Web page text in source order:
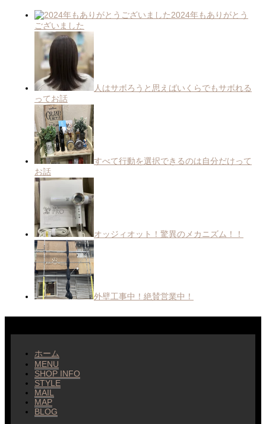
2024年もありがとう
ございました
人はサボろうと思えばいくらでもサボれる
ってお話
すべて行動を選択できるのは自分だけって
お話
オッジィオット！驚異のメカニズム！！
外壁工事中！絶賛営業中！
ホーム
MENU
SHOP INFO
STYLE
MAIL
MAP
BLOG